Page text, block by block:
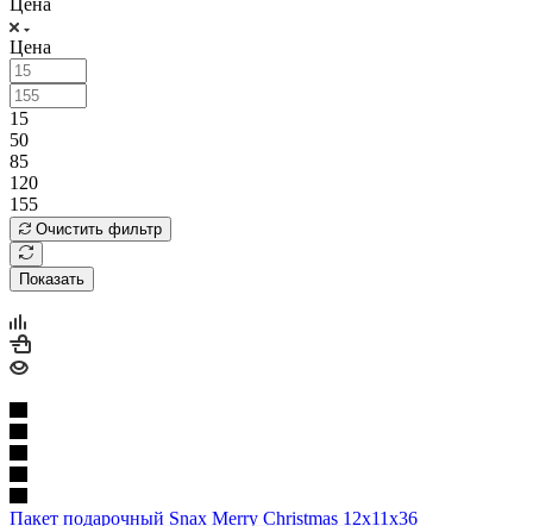
Цена
15
50
85
120
155
Очистить фильтр
Показать
Пакет подарочный Snax Merry Christmas 12x11x36